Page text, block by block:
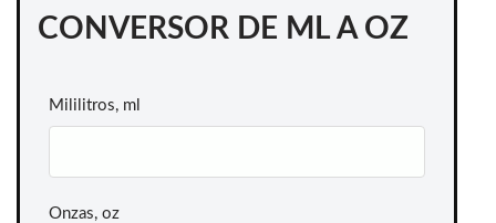
CONVERSOR DE ML A OZ
Mililitros, ml
Onzas, oz